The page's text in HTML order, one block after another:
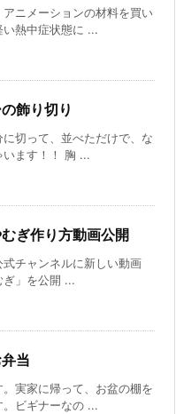
ニメーションの材料を買い
熱中症状態に ...
飾り切り
切って、並べただけで、な
います！！ 胸 ...
ぎ作り方動画公開
チャンネルに新しい動画
ぎ」を公開 ...
当
実家に帰って、お盆の棚を
ビギナーなの ...